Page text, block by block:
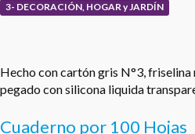
3- DECORACIÓN, HOGAR y JARDÍN
Hecho con cartón gris N°3, friselina
pegado con silicona liquida
Cuaderno por 100 Hojas